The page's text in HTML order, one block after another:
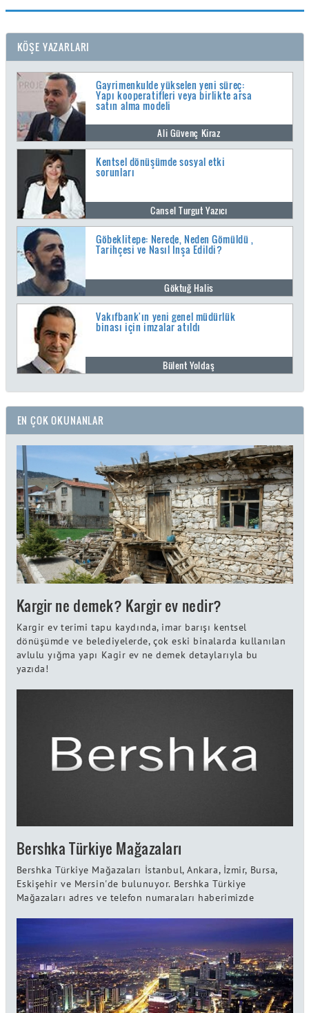
KÖŞE YAZARLARI
Gayrimenkulde yükselen yeni süreç:
Yapı kooperatifleri veya birlikte arsa
satın alma modeli
Ali Güvenç Kiraz
Kentsel dönüşümde sosyal etki
sorunları
Cansel Turgut Yazıcı
Göbeklitepe: Nerede, Neden Gömüldü ,
Tarihçesi ve Nasıl İnşa Edildi?
Göktuğ Halis
Vakıfbank'ın yeni genel müdürlük
binası için imzalar atıldı
Bülent Yoldaş
EN ÇOK OKUNANLAR
Kargir ne demek? Kargir ev nedir?
Kargir ev terimi tapu kaydında, imar barışı kentsel
dönüşümde ve belediyelerde, çok eski binalarda kullanılan
avlulu yığma yapı Kagir ev ne demek detaylarıyla bu
yazıda!
Bershka Türkiye Mağazaları
Bershka Türkiye Mağazaları İstanbul, Ankara, İzmir, Bursa,
Eskişehir ve Mersin'de bulunuyor. Bershka Türkiye
Mağazaları adres ve telefon numaraları haberimizde